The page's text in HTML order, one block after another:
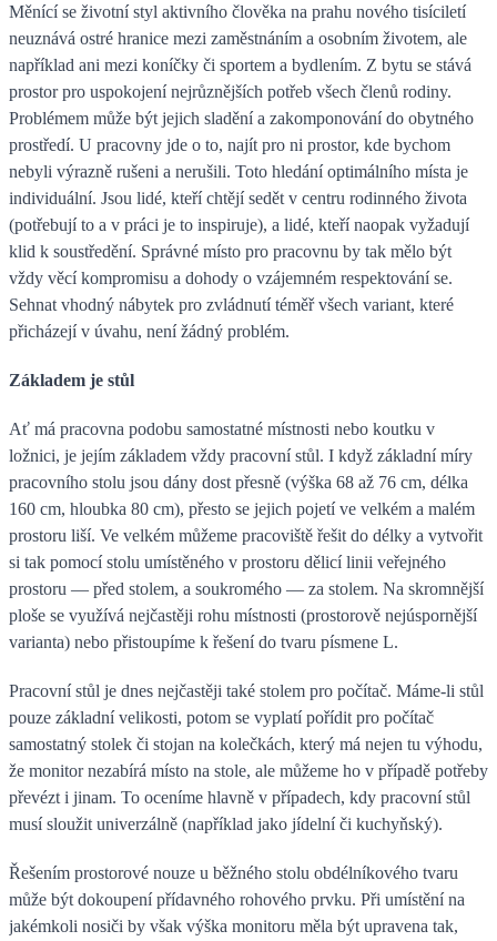
Měnící se životní styl aktivního člověka na prahu nového tisíciletí
neuznává ostré hranice mezi zaměstnáním a osobním životem, ale
například ani mezi koníčky či sportem a bydlením. Z bytu se stává
prostor pro uspokojení nejrůznějších potřeb všech členů rodiny.
Problémem může být jejich sladění a zakomponování do obytného
prostředí. U pracovny jde o to, najít pro ni prostor, kde bychom
nebyli výrazně rušeni a nerušili. Toto hledání optimálního místa je
individuální. Jsou lidé, kteří chtějí sedět v centru rodinného života
(potřebují to a v práci je to inspiruje), a lidé, kteří naopak vyžadují
klid k soustředění. Správné místo pro pracovnu by tak mělo být
vždy věcí kompromisu a dohody o vzájemném respektování se.
Sehnat vhodný nábytek pro zvládnutí téměř všech variant, které
přicházejí v úvahu, není žádný problém.
Základem je stůl
Ať má pracovna podobu samostatné místnosti nebo koutku v
ložnici, je jejím základem vždy pracovní stůl. I když základní míry
pracovního stolu jsou dány dost přesně (výška 68 až 76 cm, délka
160 cm, hloubka 80 cm), přesto se jejich pojetí ve velkém a malém
prostoru liší. Ve velkém můžeme pracoviště řešit do délky a vytvořit
si tak pomocí stolu umístěného v prostoru dělicí linii veřejného
prostoru — před stolem, a soukromého — za stolem. Na skromnější
ploše se využívá nejčastěji rohu místnosti (prostorově nejúspornější
varianta) nebo přistoupíme k řešení do tvaru písmene L.
Pracovní stůl je dnes nejčastěji také stolem pro počítač. Máme-li stůl
pouze základní velikosti, potom se vyplatí pořídit pro počítač
samostatný stolek či stojan na kolečkách, který má nejen tu výhodu,
že monitor nezabírá místo na stole, ale můžeme ho v případě potřeby
převézt i jinam. To oceníme hlavně v případech, kdy pracovní stůl
musí sloužit univerzálně (například jako jídelní či kuchyňský).
Řešením prostorové nouze u běžného stolu obdélníkového tvaru
může být dokoupení přídavného rohového prvku. Při umístění na
jakémkoli nosiči by však výška monitoru měla být upravena tak,